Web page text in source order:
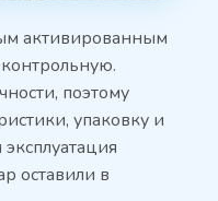
активированным
поэтому
упаковку и
оставили в